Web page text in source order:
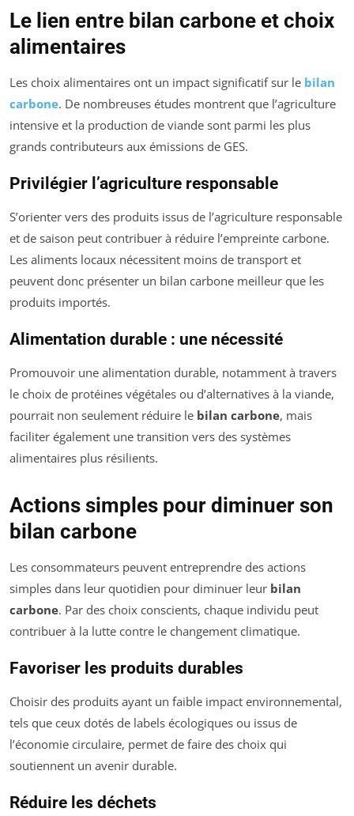
Le lien entre bilan carbone et choix
alimentaires
Les choix alimentaires ont un impact significatif sur le bilan
carbone. De nombreuses études montrent que l’agriculture
intensive et la production de viande sont parmi les plus
grands contributeurs aux émissions de GES.
Privilégier l’agriculture responsable
S’orienter vers des produits issus de l’agriculture responsable
et de saison peut contribuer à réduire l’empreinte carbone.
Les aliments locaux nécessitent moins de transport et
peuvent donc présenter un bilan carbone meilleur que les
produits importés.
Alimentation durable : une nécessité
Promouvoir une alimentation durable, notamment à travers
le choix de protéines végétales ou d’alternatives à la viande,
pourrait non seulement réduire le bilan carbone, mais
faciliter également une transition vers des systèmes
alimentaires plus résilients.
Actions simples pour diminuer son
bilan carbone
Les consommateurs peuvent entreprendre des actions
simples dans leur quotidien pour diminuer leur bilan
carbone. Par des choix conscients, chaque individu peut
contribuer à la lutte contre le changement climatique.
Favoriser les produits durables
Choisir des produits ayant un faible impact environnemental,
tels que ceux dotés de labels écologiques ou issus de
l’économie circulaire, permet de faire des choix qui
soutiennent un avenir durable.
Réduire les déchets